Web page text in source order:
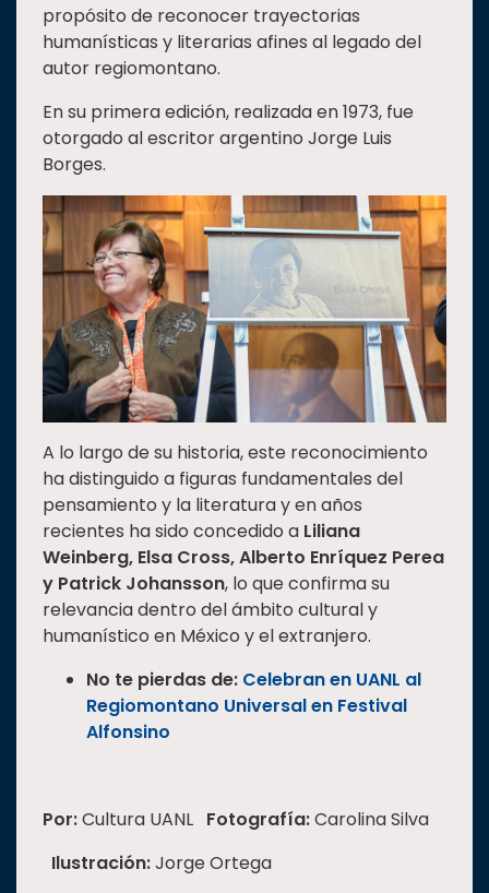
propósito de reconocer trayectorias
humanísticas y literarias afines al legado del
autor regiomontano.
En su primera edición, realizada en 1973, fue
otorgado al escritor argentino Jorge Luis
Borges.
A lo largo de su historia, este reconocimiento
ha distinguido a figuras fundamentales del
pensamiento y la literatura y en años
recientes ha sido concedido a Liliana
Weinberg, Elsa Cross, Alberto Enríquez Perea
y Patrick Johansson, lo que confirma su
relevancia dentro del ámbito cultural y
humanístico en México y el extranjero.
No te pierdas de: Celebran en UANL al
Regiomontano Universal en Festival
Alfonsino
Por:Cultura UANL Fotografía:Carolina Silva
Ilustración:Jorge Ortega